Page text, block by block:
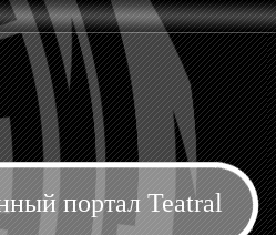
портал Teatral